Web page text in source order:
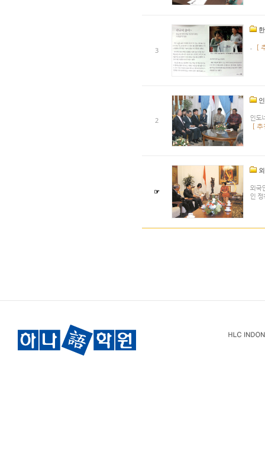
3 ... [
2
인
[ 추
☞
외국
인 정